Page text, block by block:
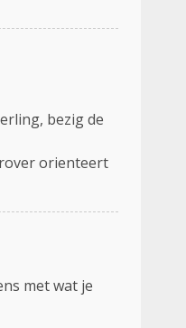
bezig de
orienteert
met wat je